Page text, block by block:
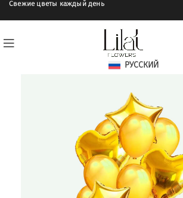
Свежие цветы каждый день
РУССКИЙ